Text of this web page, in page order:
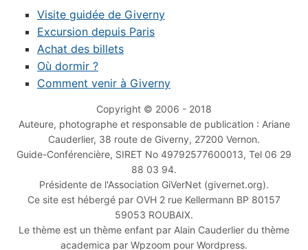
Visite guidée de Giverny
Excursion depuis Paris
Achat des billets
Où dormir ?
Comment venir à Giverny
Copyright © 2006 - 2018
Auteure, photographe et responsable de publication : Ariane
Cauderlier, 38 route de Giverny, 27200 Vernon.
Guide-Conférencière, SIRET No 49792577600013, Tel 06 29
88 03 94.
Présidente de l'Association GiVerNet (givernet.org).
Ce site est hébergé par OVH 2 rue Kellermann BP 80157
59053 ROUBAIX.
Le thème est un thème enfant par Alain Cauderlier du thème
academica par Wpzoom pour Wordpress.